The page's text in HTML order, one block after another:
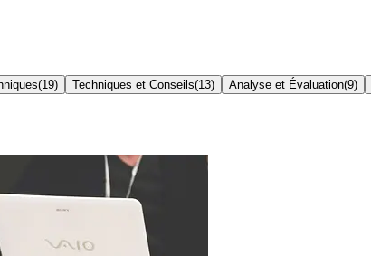
(19) Techniques et Conseils(13) Analyse et Évaluation(9)